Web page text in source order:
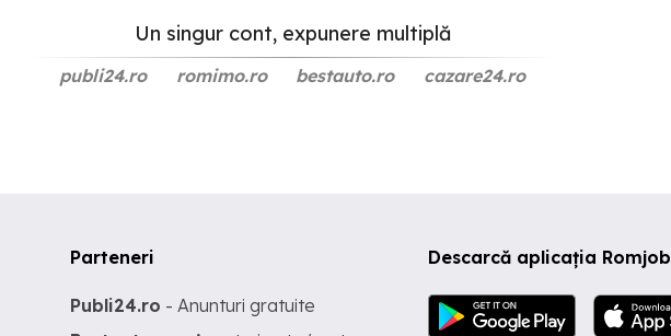
Un singur cont, expunere multiplă
publi24.ro romimo.ro bestauto.ro cazare24.ro
Descarcă aplicația Romjob
Parteneri
Publi24.ro - Anunturi gratuite